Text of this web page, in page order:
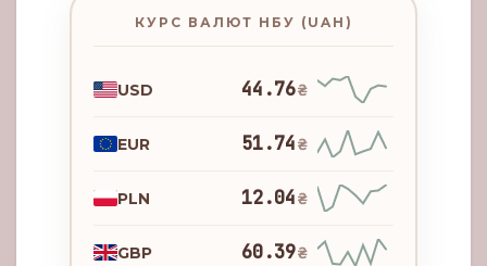
КУРС ВАЛЮТ НБУ (UAH)
USD 44.76₴
EUR 51.74₴
PLN 12.04₴
GBP 60.39₴